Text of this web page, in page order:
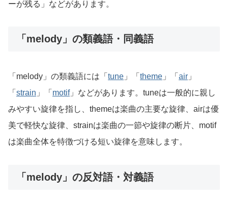
ーが残る」などがあります。
「melody」の類義語・同義語
「melody」の類義語には「 tune 」「 theme 」「 air 」
「 strain 」「 motif」などがあります。tuneは一般的に親し
みやすい旋律を指し、themeは楽曲の主要な旋律、airは優
美で軽快な旋律、strainは楽曲の一節や旋律の断片、motif
は楽曲全体を特徴づける短い旋律を意味します。
「melody」の反対語・対義語